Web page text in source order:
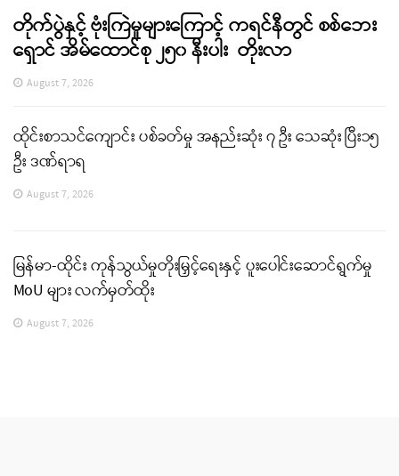
တိုက်ပွဲနှင့် ဗုံးကြဲမှုများကြောင့် ကရင်နီတွင် စစ်ဘေး
ရှောင် အိမ်ထောင်စု ၂၅၀ နီးပါး တိုးလာ
August 7, 2026
ထိုင်းစာသင်ကျောင်း ပစ်ခတ်မှု အနည်းဆုံး ၇ ဦး သေဆုံး ပြီး၁၅
ဦး ဒဏ်ရာရ
August 7, 2026
မြန်မာ-ထိုင်း ကုန်သွယ်မှုတိုးမြှင့်ရေးနှင့် ပူးပေါင်းဆောင်ရွက်မှု
MoU များ လက်မှတ်ထိုး
August 7, 2026